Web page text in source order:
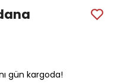
gün kargoda!